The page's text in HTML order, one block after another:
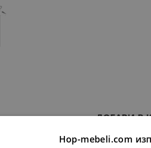
ДОБАВИ В
Hop-mebeli.com